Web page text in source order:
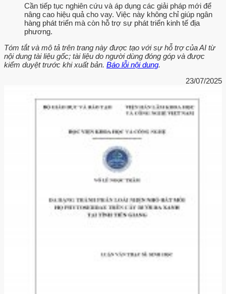
Cần tiếp tục nghiên cứu và áp dụng các giải pháp mới để
nâng cao hiệu quả cho vay. Việc này không chỉ giúp ngân
hàng phát triển mà còn hỗ trợ sự phát triển kinh tế địa
phương.
Tóm tắt và mô tả trên trang này được tạo với sự hỗ trợ của AI từ
nội dung tài liệu gốc; tài liệu do người dùng đóng góp và được
kiểm duyệt trước khi xuất bản. Báo lỗi nội dung.
23/07/2025